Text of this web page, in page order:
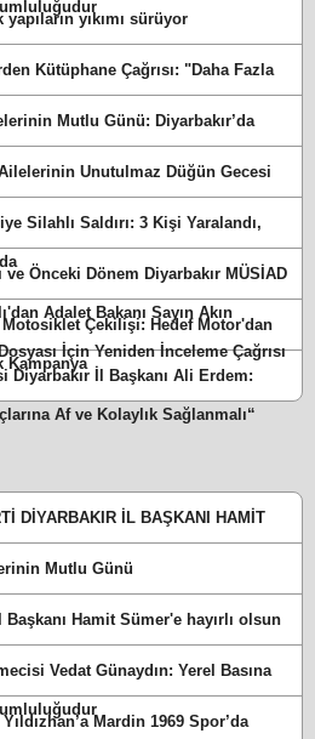
yıkımı sürüyor
Kütüphane Çağrısı: "Daha Fazla
Mutlu Günü: Diyarbakır’da
Unutulmaz Düğün Gecesi
Silahlı Saldırı: 3 Kişi Yaralandı,
ve Önceki Dönem Diyarbakır MÜSİAD
Adalet Bakanı Sayın Akın
İçin Yeniden İnceleme Çağrısı
Motosiklet Çekilişi: Hedef Motor'dan
Kampanya
Diyarbakır İl Başkanı Ali Erdem:
Af ve Kolaylık Sağlanmalı“
DİYARBAKIR İL BAŞKANI HAMİT
Mutlu Günü
Hamit Sümer'e hayırlı olsun
Vedat Günaydın: Yerel Basına
Mardin 1969 Spor’da